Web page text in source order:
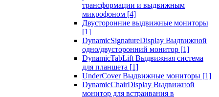
трансформации и выдвижным
микрофоном [4]
Двусторонние выдвижные мониторы
[1]
DynamicSignatureDisplay Выдвижной
одно/двусторонний монитор [1]
DynamicTabLift Выдвижная система
для планшета [1]
UnderCover Выдвижные мониторы [1]
DynamicChairDisplay Выдвижной
монитор для встраивания в